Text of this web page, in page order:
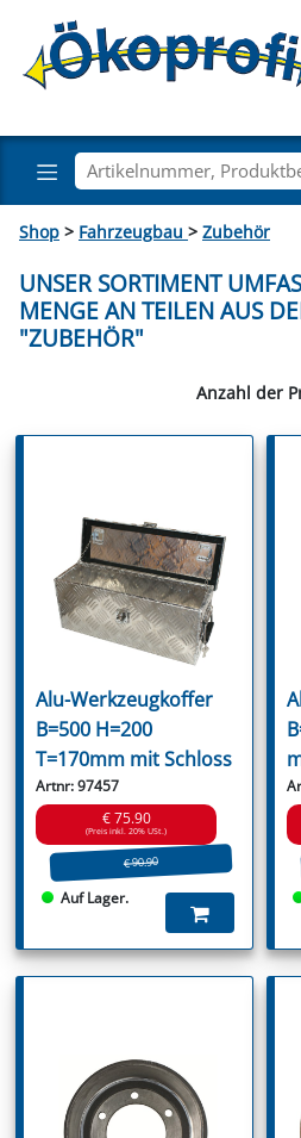
Shop > Fahrzeugbau > Zubehör
UNSER SORTIMENT
ENGE AN TEILEN AUS
ZUBEHÖR"
Anzahl der
Alu-Werkzeugkoffer
B=500 H=200
T=170mm mit Schloss
Artnr: 97457
€ 75.90
(Preis inkl. 20% USt.)
€ 90.90
Auf Lager.